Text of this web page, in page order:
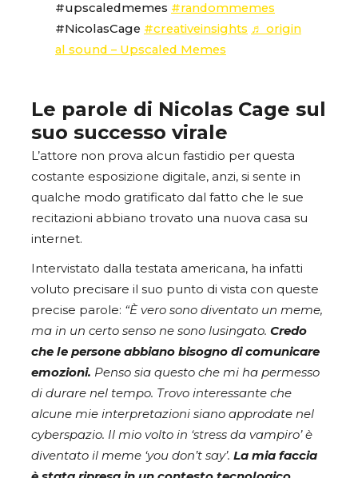
#upscaledmemes #randommemes
#NicolasCage #creativeinsights ♬ origin
al sound – Upscaled Memes
Le parole di Nicolas Cage sul
suo successo virale
L’attore non prova alcun fastidio per questa
costante esposizione digitale, anzi, si sente in
qualche modo gratificato dal fatto che le sue
recitazioni abbiano trovato una nuova casa su
internet.
Intervistato dalla testata americana, ha infatti
voluto precisare il suo punto di vista con queste
precise parole: “È vero sono diventato un meme,
ma in un certo senso ne sono lusingato. Credo
che le persone abbiano bisogno di comunicare
emozioni. Penso sia questo che mi ha permesso
di durare nel tempo. Trovo interessante che
alcune mie interpretazioni siano approdate nel
cyberspazio. Il mio volto in ‘stress da vampiro’ è
diventato il meme ‘you don’t say’. La mia faccia